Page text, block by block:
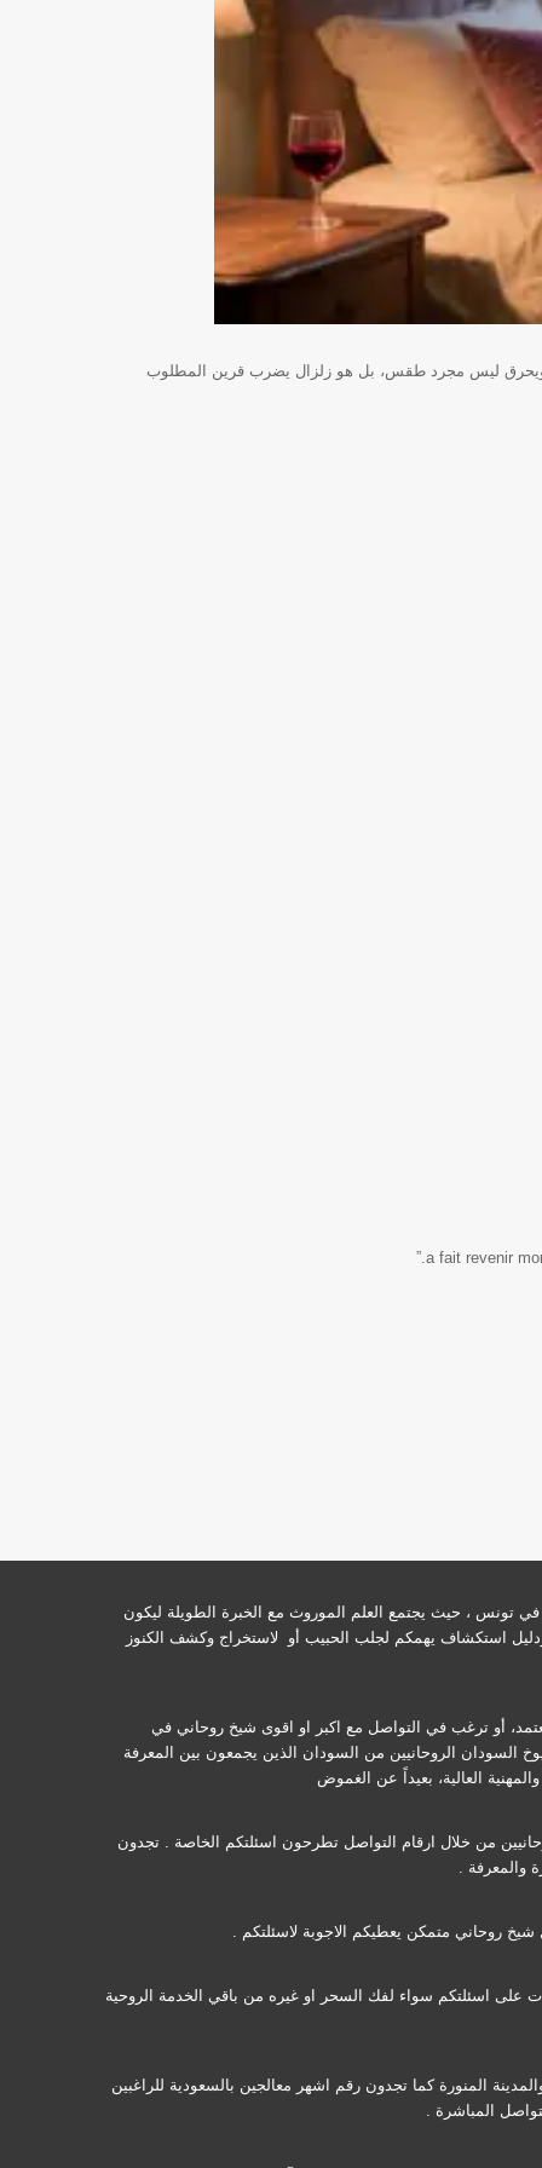
ويحرق ليس مجرد طقس، بل هو زلزال يضرب قرين المطلوب
، حيث يجتمع العلم الموروث مع الخبرة الطويلة ليكون
استكشاف يهمكم لجلب الحبيب أو لاستخراج وكشف الكنوز
أو ترغب في التواصل مع اكبر او اقوى شيخ روحاني في
السودان الروحانيين من السودان الذين يجمعون بين المعرفة
العالية، بعيداً عن الغموض
من خلال ارقام التواصل تطرحون اسئلتكم الخاصة . تجدون
والمعرفة .
روحاني متمكن يعطيكم الاجوبة لاسئلتكم .
على اسئلتكم سواء لفك السحر او غيره من باقي الخدمة الروحية
المنورة كما تجدون رقم اشهر معالجين بالسعودية للراغبين
المباشرة .